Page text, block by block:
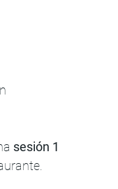
sesión 1